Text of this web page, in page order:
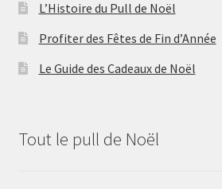
L’Histoire du Pull de Noël
Profiter des Fêtes de Fin d’Année
Le Guide des Cadeaux de Noël
Tout le pull de Noël